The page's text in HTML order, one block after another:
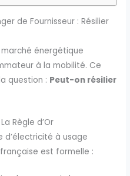
de Fournisseur : Résilier
énergétique
à la mobilité. Ce
question : Peut-on résilier
Règle d’Or
à usage
est formelle :